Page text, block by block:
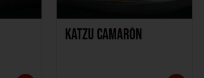
Katzu Camarón